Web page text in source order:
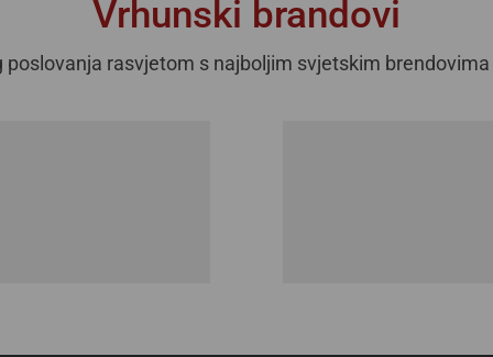
Vrhunski brandovi
rasvjetom s najboljim svjetskim